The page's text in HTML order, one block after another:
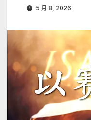
5 月 8, 2026